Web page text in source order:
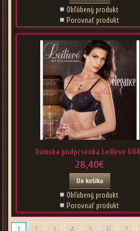
Obľúbený produkt
Porovnať produkt
Dámska podprsenka Leilieve
28,40€
Do košíka
Obľúbený produkt
Porovnať produkt